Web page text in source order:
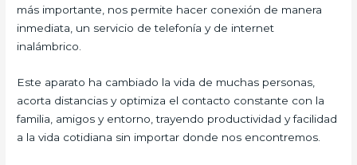
más importante, nos permite hacer conexión de manera
inmediata, un servicio de telefonía y de internet
inalámbrico.
Este aparato ha cambiado la vida de muchas personas,
acorta distancias y optimiza el contacto constante con la
familia, amigos y entorno, trayendo productividad y facilidad
a la vida cotidiana sin importar donde nos encontremos.